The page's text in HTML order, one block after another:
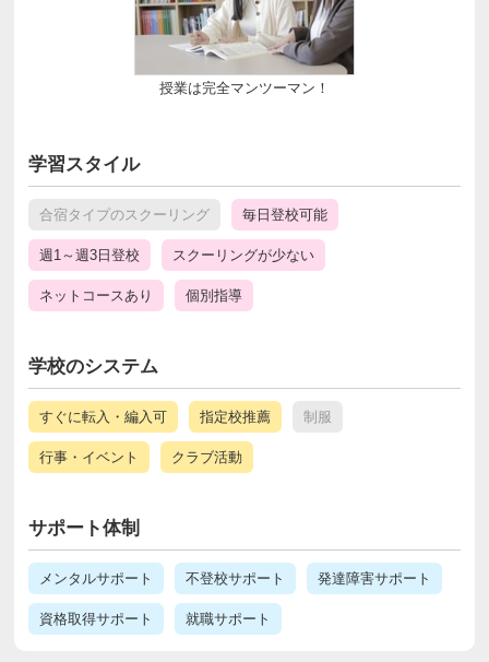
授業は完全マンツーマン！
学習スタイル
合宿タイプのスクーリング 毎日登校可能
週1～週3日登校 スクーリングが少ない
ネットコースあり 個別指導
学校のシステム
すぐに転入・編入可 指定校推薦 制服
行事・イベント クラブ活動
サポート体制
メンタルサポート 不登校サポート 発達障害サポート
資格取得サポート 就職サポート